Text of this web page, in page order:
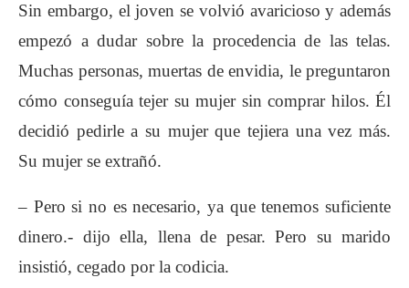
Sin embargo, el joven se volvió avaricioso y además
empezó a dudar sobre la procedencia de las telas.
Muchas personas, muertas de envidia, le preguntaron
cómo conseguía tejer su mujer sin comprar hilos. Él
decidió pedirle a su mujer que tejiera una vez más.
Su mujer se extrañó.
– Pero si no es necesario, ya que tenemos suficiente
dinero.- dijo ella, llena de pesar. Pero su marido
insistió, cegado por la codicia.